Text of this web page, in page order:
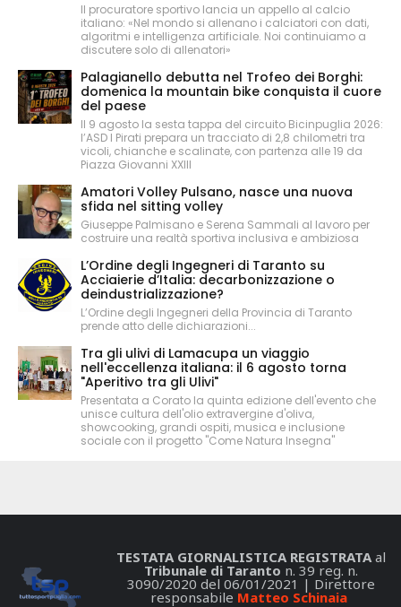
Il procuratore sportivo lancia un appello al calcio
italiano: «Nel mondo si allenano i calciatori con dati,
algoritmi e intelligenza artificiale. Noi continuiamo a
discutere solo di allenatori»
Palagianello debutta nel Trofeo dei Borghi:
domenica la mountain bike conquista il cuore
del paese
Il 9 agosto la sesta tappa del circuito Bicinpuglia 2026:
l’ASD I Pirati prepara un tracciato di 2,8 chilometri tra
vicoli, chianche e scalinate, con partenza alle 19 da
Piazza Giovanni XXIII
Amatori Volley Pulsano, nasce una nuova
sfida nel sitting volley
Giuseppe Palmisano e Serena Sammali al lavoro per
costruire una realtà sportiva inclusiva e ambiziosa
L’Ordine degli Ingegneri di Taranto su
Acciaierie d’Italia: decarbonizzazione o
deindustrializzazione?
L’Ordine degli Ingegneri della Provincia di Taranto
prende atto delle dichiarazioni...
Tra gli ulivi di Lamacupa un viaggio
nell'eccellenza italiana: il 6 agosto torna
"Aperitivo tra gli Ulivi"
Presentata a Corato la quinta edizione dell'evento che
unisce cultura dell'olio extravergine d'oliva,
showcooking, grandi ospiti, musica e inclusione
sociale con il progetto "Come Natura Insegna"
TESTATA GIORNALISTICA REGISTRATAal
Tribunale di Taranto n. 39 reg. n.
3090/2020 del 06/01/2021 | Direttore
responsabile Matteo Schinaia